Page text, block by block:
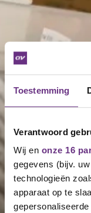
Toestemming
Verantwoord
Wij en onze 16
gegevens (bijv.
technologieën
apparaat op te